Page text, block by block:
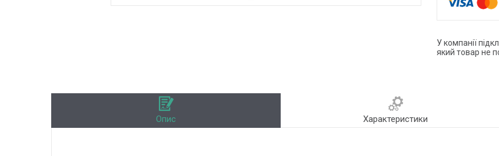
У компанії
який товар не
Опис Характеристики